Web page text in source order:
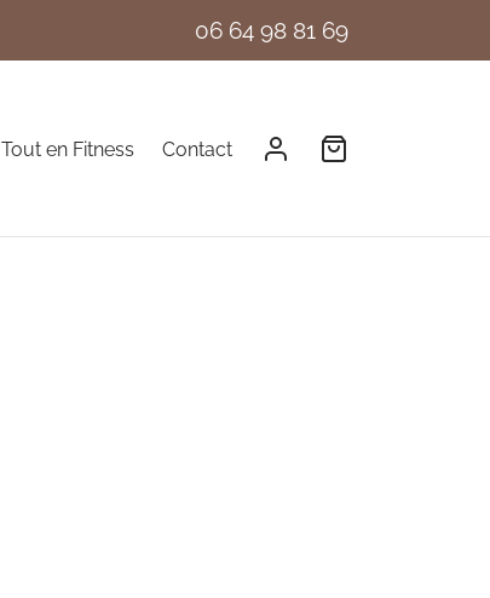
06 64 98 81 69
Tout en Fitness Contact